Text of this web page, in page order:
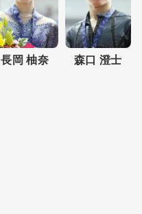
長岡 柚奈 森口 澄士